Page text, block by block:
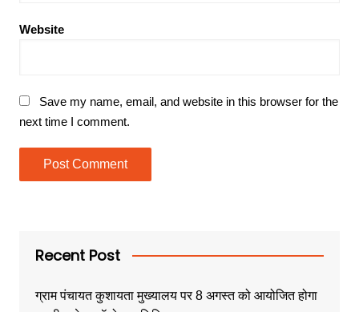
Website
Save my name, email, and website in this browser for the
next time I comment.
Recent Post
ग्राम पंचायत कुशायता मुख्यालय पर 8 अगस्त को आयोजित होगा